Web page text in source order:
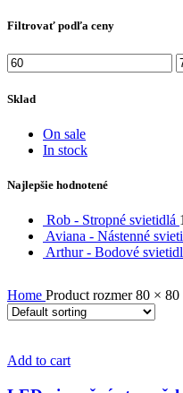
Filtrovať podľa ceny
Min
price
Sklad
On sale
In stock
Najlepšie hodnotené
Rob - Stropné svietidlá
Aviana - Nástenné
Arthur - Bodové
Home Product rozmer80 × 80
Add to cart